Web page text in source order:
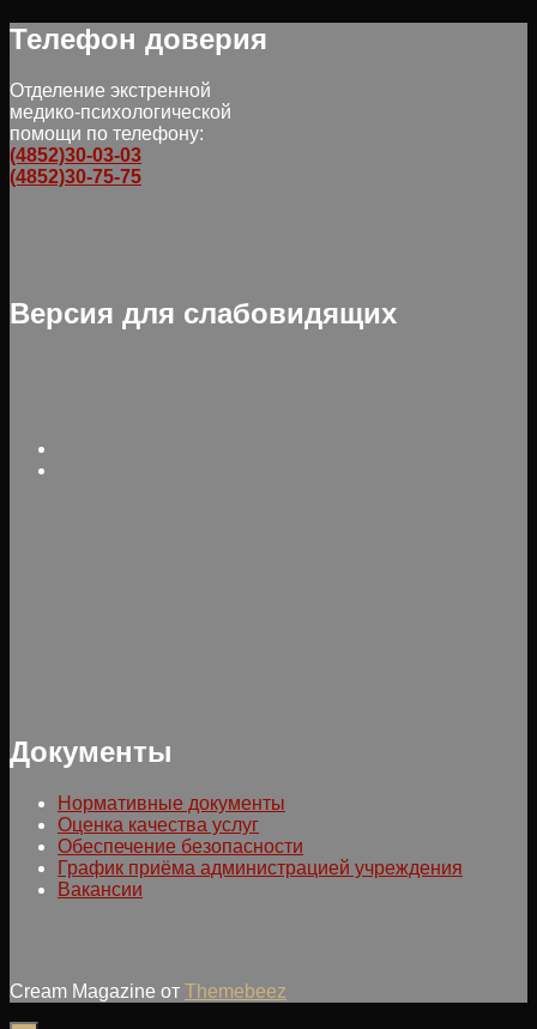
Телефон доверия
Отделение экстренной
медико-психологической
помощи по телефону:
(4852)30-03-03
(4852)30-75-75
Версия для слабовидящих
Документы
Нормативные документы
Оценка качества услуг
Обеспечение безопасности
График приёма администрацией учреждения
Вакансии
Cream Magazine от Themebeez